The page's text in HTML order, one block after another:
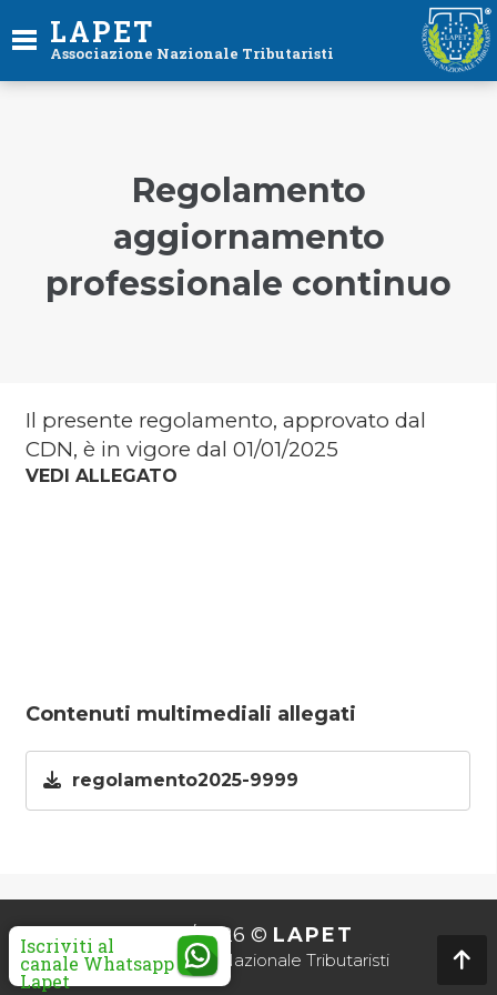
LAPET
Associazione Nazionale Tributaristi
Regolamento
aggiornamento
professionale continuo
Il presente regolamento, approvato dal
CDN, è in vigore dal 01/01/2025
VEDI ALLEGATO
Contenuti multimediali allegati
regolamento2025-9999
2010/2026 © LAPET
Associazione Nazionale Tributaristi
Iscriviti al
canale Whatsapp
Lapet